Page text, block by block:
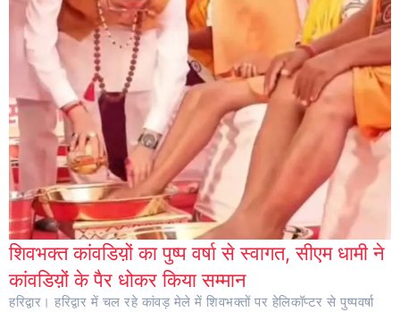
शिवभक्त कांवडिय़ों का पुष्प वर्षा से स्वागत, सीएम धामी ने
कांवडिय़ों के पैर धोकर किया सम्मान
हरिद्वार। हरिद्वार में चल रहे कांवड़ मेले में शिवभक्तों पर हेलिकॉप्टर से पुष्पवर्षा